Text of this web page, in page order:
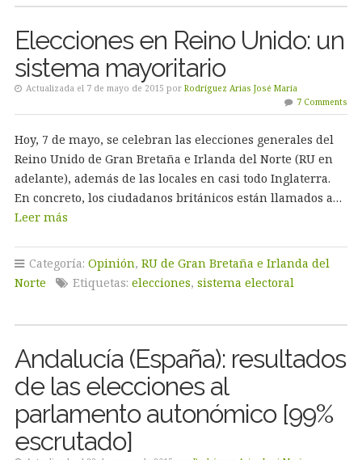
Elecciones en Reino Unido: un
sistema mayoritario
Actualizada el 7 de mayo de 2015 por Rodríguez Arias José María
7 Comments
Hoy, 7 de mayo, se celebran las elecciones generales del
Reino Unido de Gran Bretaña e Irlanda del Norte (RU en
adelante), además de las locales en casi todo Inglaterra.
En concreto, los ciudadanos británicos están llamados a…
Leer más
Categoría: Opinión, RU de Gran Bretaña e Irlanda del
Norte
Etiquetas: elecciones, sistema electoral
Andalucía (España): resultados
de las elecciones al
parlamento autonómico [99%
escrutado]